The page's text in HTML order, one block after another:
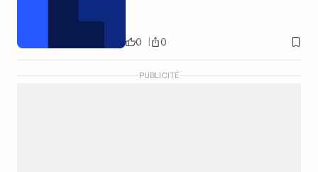
0 0
PUBLICITÉ